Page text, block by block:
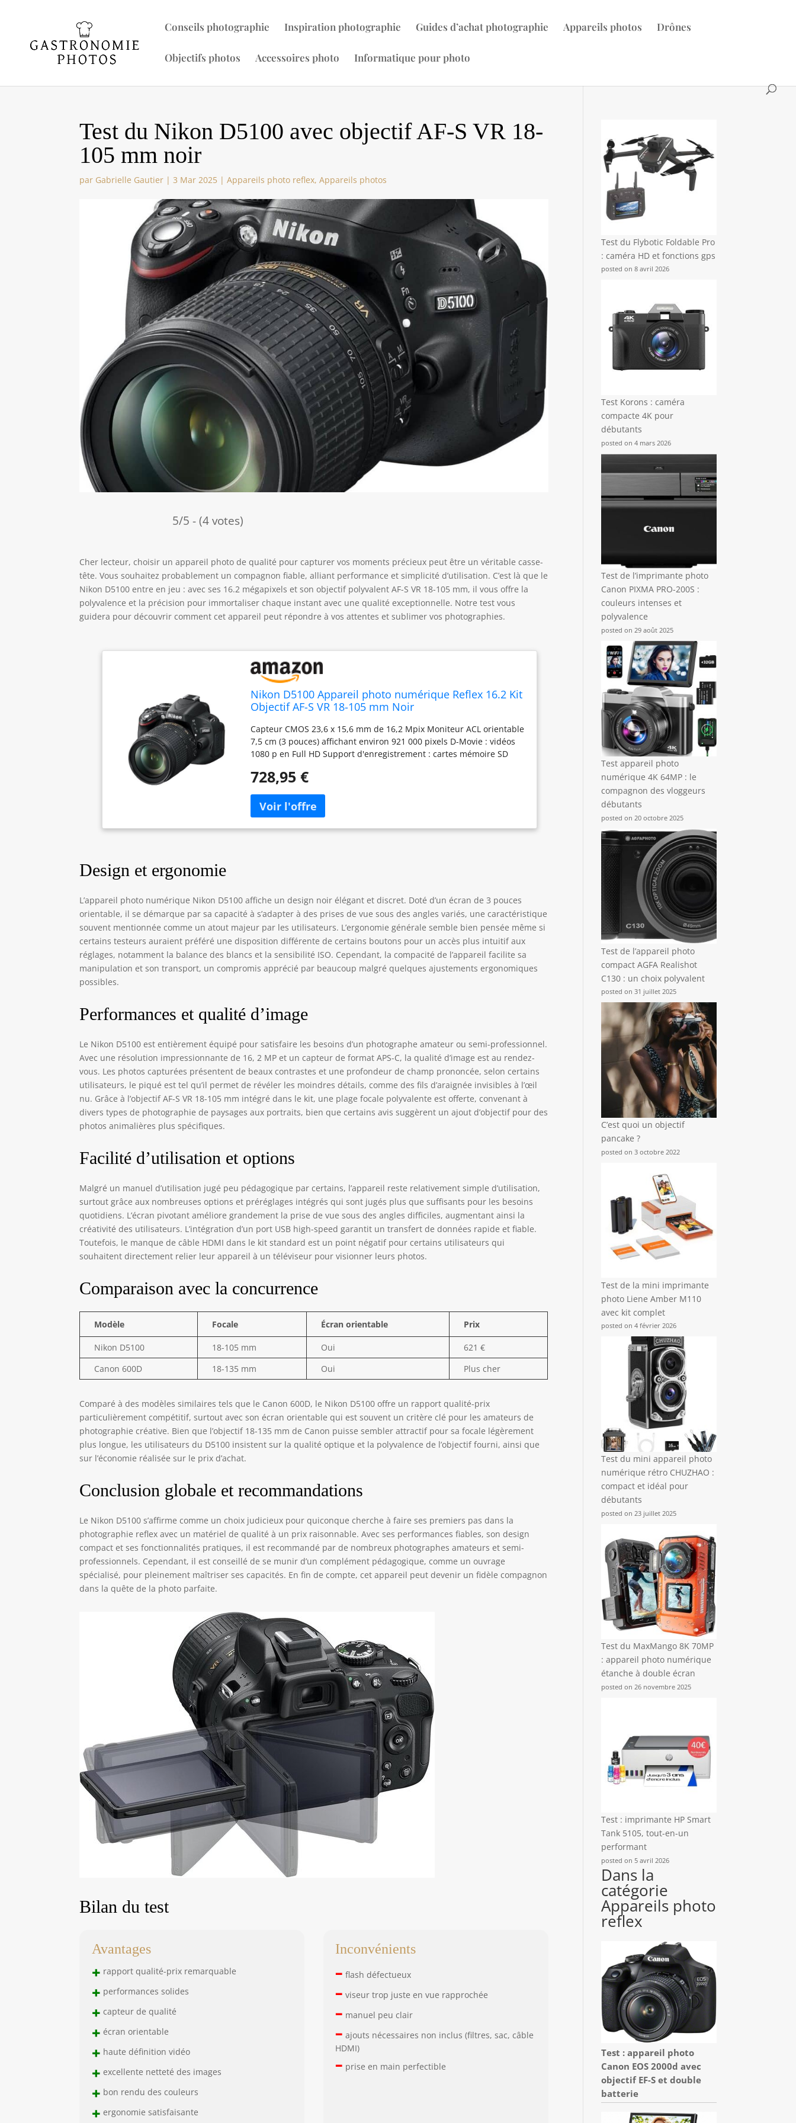
Conseils photographie Inspiration photographie Guides d’achat photographie Appareils photos Drônes
Objectifs photos Accessoires photo Informatique pour photo
Test du Nikon D5100 avec objectif AF-S VR 18-
105 mm noir
par Gabrielle Gautier |3 Mar 2025 |Appareils photo reflex,Appareils photos
5/5 - (4 votes)
Cher lecteur, choisir un appareil photo de qualité pour capturer vos moments précieux peut être un véritable casse-
tête. Vous souhaitez probablement un compagnon fiable, alliant performance et simplicité d’utilisation. C’est là que le
Nikon D5100 entre en jeu : avec ses 16.2 mégapixels et son objectif polyvalent AF-S VR 18-105 mm, il vous offre la
polyvalence et la précision pour immortaliser chaque instant avec une qualité exceptionnelle. Notre test vous
guidera pour découvrir comment cet appareil peut répondre à vos attentes et sublimer vos photographies.
Nikon D5100 Appareil photo numérique Reflex 16.2 Kit
Objectif AF-S VR 18-105 mm Noir
Capteur CMOS 23,6 x 15,6 mm de 16,2 Mpix Moniteur ACL orientable
7,5 cm (3 pouces) affichant environ 921 000 pixels D-Movie : vidéos
1080 p en Full HD Support d'enregistrement : cartes mémoire SD
seul Capteur CMOS 23,6 x 15,6 mm de 16,2 Mpix Moniteur ACL
Movie : vidéos 1080 p en Full HD Support d'enregistrement : cartes
mémoire SD (Secure Digital), SDHC et SDXC Poids : environ 510g pour
le boîtier seul
728,95 €
Design et ergonomie
L’appareil photo numérique Nikon D5100 affiche un design noir élégant et discret. Doté d’un écran de 3 pouces
orientable, il se démarque par sa capacité à s’adapter à des prises de vue sous des angles variés, une caractéristique
souvent mentionnée comme un atout majeur par les utilisateurs. L’ergonomie générale semble bien pensée même si
certains testeurs auraient préféré une disposition différente de certains boutons pour un accès plus intuitif aux
réglages, notamment la balance des blancs et la sensibilité ISO. Cependant, la compacité de l’appareil facilite sa
manipulation et son transport, un compromis apprécié par beaucoup malgré quelques ajustements ergonomiques
possibles.
Performances et qualité d’image
Le Nikon D5100 est entièrement équipé pour satisfaire les besoins d’un photographe amateur ou semi-professionnel.
Avec une résolution impressionnante de 16, 2 MP et un capteur de format APS-C, la qualité d’image est au rendez-
vous. Les photos capturées présentent de beaux contrastes et une profondeur de champ prononcée, selon certains
utilisateurs, le piqué est tel qu’il permet de révéler les moindres détails, comme des fils d’araignée invisibles à l’œil
nu. Grâce à l’objectif AF-S VR 18-105 mm intégré dans le kit, une plage focale polyvalente est offerte, convenant à
divers types de photographie de paysages aux portraits, bien que certains avis suggèrent un ajout d’objectif pour des
photos animalières plus spécifiques.
Facilité d’utilisation et options
Malgré un manuel d’utilisation jugé peu pédagogique par certains, l’appareil reste relativement simple d’utilisation,
surtout grâce aux nombreuses options et préréglages intégrés qui sont jugés plus que suffisants pour les besoins
quotidiens. L’écran pivotant améliore grandement la prise de vue sous des angles difficiles, augmentant ainsi la
créativité des utilisateurs. L’intégration d’un port USB high-speed garantit un transfert de données rapide et fiable.
Toutefois, le manque de câble HDMI dans le kit standard est un point négatif pour certains utilisateurs qui
souhaitent directement relier leur appareil à un téléviseur pour visionner leurs photos.
Comparaison avec la concurrence
Modèle Focale Écran orientable Prix
Nikon D5100 18-105 mm Oui
621 €
Canon 600D
18-135 mm Oui Plus cher
Comparé à des modèles similaires tels que le Canon 600D, le Nikon D5100 offre un rapport qualité-prix
particulièrement compétitif, surtout avec son écran orientable qui est souvent un critère clé pour les amateurs de
photographie créative. Bien que l’objectif 18-135 mm de Canon puisse sembler attractif pour sa focale légèrement
plus longue, les utilisateurs du D5100 insistent sur la qualité optique et la polyvalence de l’objectif fourni, ainsi que
sur l’économie réalisée sur le prix d’achat.
Conclusion globale et recommandations
Le Nikon D5100 s’affirme comme un choix judicieux pour quiconque cherche à faire ses premiers pas dans la
photographie reflex avec un matériel de qualité à un prix raisonnable. Avec ses performances fiables, son design
compact et ses fonctionnalités pratiques, il est recommandé par de nombreux photographes amateurs et semi-
professionnels. Cependant, il est conseillé de se munir d’un complément pédagogique, comme un ouvrage
spécialisé, pour pleinement maîtriser ses capacités. En fin de compte, cet appareil peut devenir un fidèle compagnon
dans la quête de la photo parfaite.
Bilan du test
Avantages
+ rapport qualité-prix remarquable
+ performances solides
+ capteur de qualité
+ écran orientable
+ haute définition vidéo
+ excellente netteté des images
+ bon rendu des couleurs
+ ergonomie satisfaisante
Inconvénients
– flash défectueux
– viseur trop juste en vue rapprochée
– manuel peu clair
– ajouts nécessaires non inclus (filtres, sac, câble
HDMI)
– prise en main perfectible
Test du Flybotic Foldable Pro
: caméra HD et fonctions gps
posted on 8 avril 2026
Test Korons : caméra
compacte 4K pour
débutants
posted on 4 mars 2026
Test de l’imprimante photo
Canon PIXMA PRO-200S :
couleurs intenses et
polyvalence
posted on 29 août 2025
Test appareil photo
numérique 4K 64MP : le
compagnon des vloggeurs
débutants
posted on 20 octobre 2025
Test de l’appareil photo
compact AGFA Realishot
C130 : un choix polyvalent
posted on 31 juillet 2025
C’est quoi un objectif
pancake ?
posted on 3 octobre 2022
Test de la mini imprimante
photo Liene Amber M110
avec kit complet
posted on 4 février 2026
Test du mini appareil photo
numérique rétro CHUZHAO :
compact et idéal pour
débutants
posted on 23 juillet 2025
Test du MaxMango 8K 70MP
: appareil photo numérique
étanche à double écran
posted on 26 novembre 2025
Test : imprimante HP Smart
Tank 5105, tout-en-un
performant
posted on 5 avril 2026
Dans la
catégorie
Appareils photo
reflex
Test : appareil photo
Canon EOS 2000d avec
objectif EF-S et double
batterie